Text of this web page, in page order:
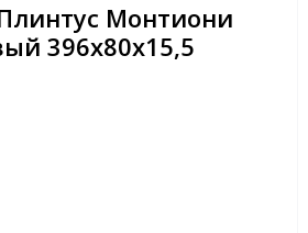
Монтиони
396х80х15,5